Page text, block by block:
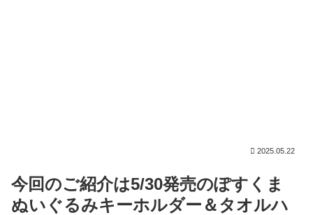
2025.05.22
今回のご紹介は5/30発売のぽすくま
ぬいぐるみキーホルダー＆タオルハ